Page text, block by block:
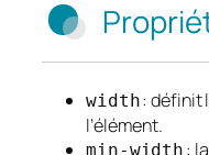
width: définit
l’élément.
min-width :